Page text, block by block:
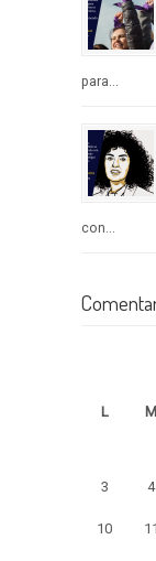
para...
con...
L M
3 4
10 11